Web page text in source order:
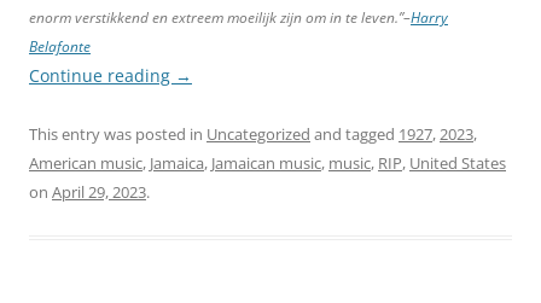
enorm verstikkend en extreem moeilijk zijn om in te leven.”–Harry
Belafonte
Continue reading →
This entry was posted in Uncategorized and tagged 1927,2023,
American music, Jamaica, Jamaican music, music, RIP, United States
on April 29, 2023.